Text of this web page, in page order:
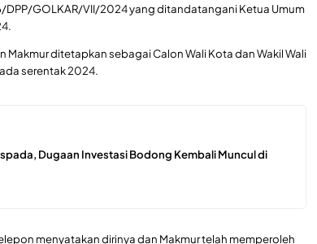
DPP/GOLKAR/VII/2024 yang ditandatangani Ketua Umum
Makmur ditetapkan sebagai Calon Wali Kota dan Wakil Wali
serentak 2024.
Dugaan Investasi Bodong Kembali Muncul di
menyatakan dirinya dan Makmur telah memperoleh